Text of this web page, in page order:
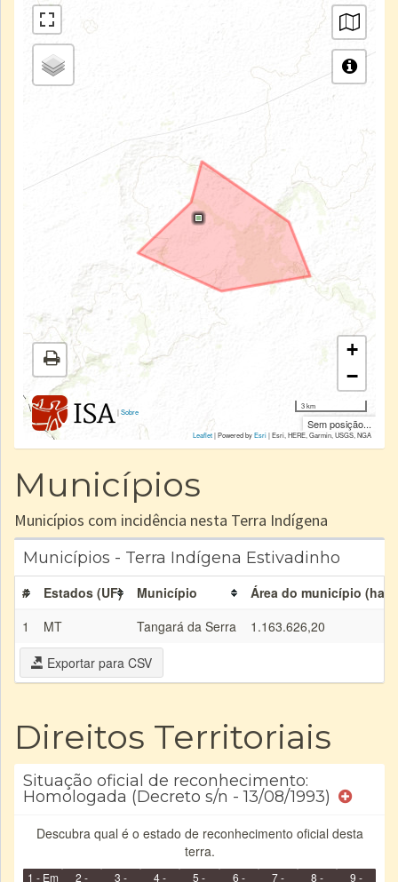
|Sobre
+
−
3 km
Sem posição...
Leaflet| Powered byEsri|Esri, HERE, Garmin, USGS, NGA
Municípios
Municípios com incidência nesta Terra Indígena
Municípios - Terra Indígena Estivadinho
# Estados (UF) Município
Área do município (ha)
1
MT Tangará da Serra 1.163.626,20
Exportar para CSV
Direitos Territoriais
Situação oficial de reconhecimento:
Homologada (Decreto s/n - 13/08/1993)
Descubra qual é o estado de reconhecimento oficial desta
terra.
1 - Em 2 - 3 - 4 - 5 - 6 - 7 - 8 - 9 -